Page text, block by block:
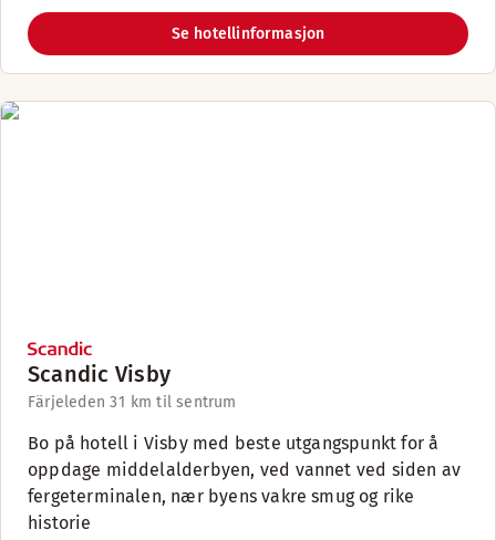
Se hotellinformasjon
Scandic Visby
Färjeleden 31 km til sentrum
Bo på hotell i Visby med beste utgangspunkt for å
oppdage middelalderbyen, ved vannet ved siden av
fergeterminalen, nær byens vakre smug og rike
historie